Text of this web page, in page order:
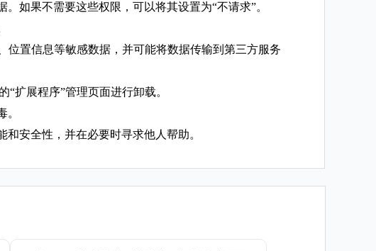
如果不需要这些权限，可以将其设置为“不请求”。
位置信息等敏感数据，并可能将数据传输到第三方服务
扩展程序”管理页面进行卸载。
安全性，并在必要时寻求他人帮助。